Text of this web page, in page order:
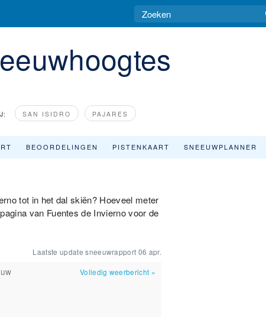
SAN ISIDRO PAJARES
BEOORDELINGEN PISTENKAART SNEEUWPLANNER
tot in het dal skiën? Hoeveel meter
van Fuentes de Invierno voor de
Laatste update sneeuwrapport 06 apr.
Volledig weerbericht »